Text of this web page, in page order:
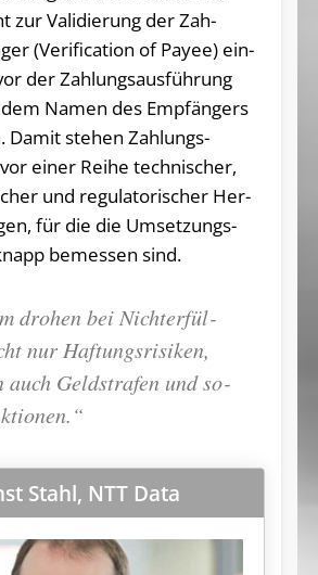
zur Va­li­die­rung der Zah­
(Ve­ri­fi­ca­ti­on of Payee) ein­
der Zah­lungs­aus­füh­rung
Na­men des Emp­fän­gers
Da­mit ste­hen Zah­lungs­
ei­ner Rei­he tech­ni­scher,
und re­gu­la­to­ri­scher Her­
für die die Um­set­zungs­
be­mes­sen sind.
dro­hen bei Nicht­er­fül­
nur Haf­tungs­ri­si­ken,
auch Geld­stra­fen und so­
Stahl, NTT Data